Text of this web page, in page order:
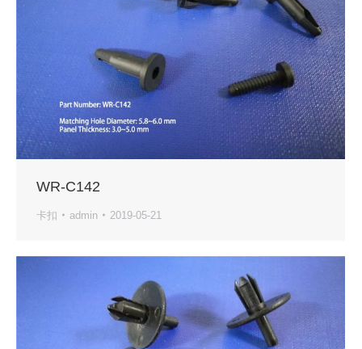
WR-C142
卡扣 admin 2019-05-21